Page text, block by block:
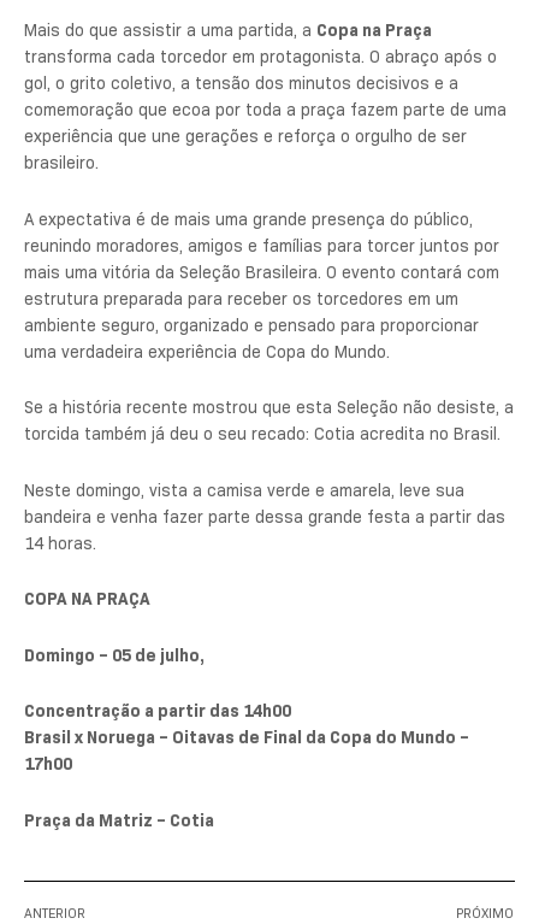
Mais do que assistir a uma partida, a Copa na Praça
transforma cada torcedor em protagonista. O abraço após o
gol, o grito coletivo, a tensão dos minutos decisivos e a
comemoração que ecoa por toda a praça fazem parte de uma
experiência que une gerações e reforça o orgulho de ser
brasileiro.
A expectativa é de mais uma grande presença do público,
reunindo moradores, amigos e famílias para torcer juntos por
mais uma vitória da Seleção Brasileira. O evento contará com
estrutura preparada para receber os torcedores em um
ambiente seguro, organizado e pensado para proporcionar
uma verdadeira experiência de Copa do Mundo.
Se a história recente mostrou que esta Seleção não desiste, a
torcida também já deu o seu recado: Cotia acredita no Brasil.
Neste domingo, vista a camisa verde e amarela, leve sua
bandeira e venha fazer parte dessa grande festa a partir das
14 horas.
COPA NA PRAÇA
Domingo – 05 de julho,
Concentração a partir das 14h00
Brasil x Noruega – Oitavas de Final da Copa do Mundo –
17h00
Praça da Matriz – Cotia
ANTERIOR PRÓXIMO